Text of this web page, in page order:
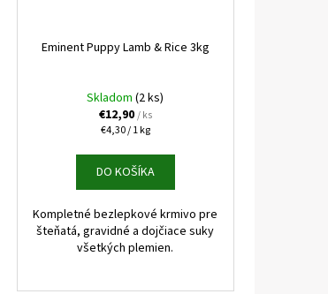
Eminent Puppy Lamb & Rice 3kg
Skladom(2 ks)
€12,90/ ks
Jednotková
€4,30 / 1 kg
DO KOŠÍKA
Kompletné bezlepkové krmivo pre
šteňatá, gravidné a dojčiace suky
všetkých plemien.